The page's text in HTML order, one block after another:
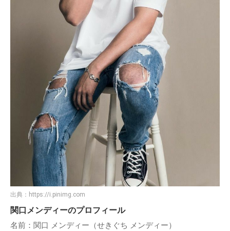
出典： https://i.pinimg.com
関口メンディーのプロフィール
名前：関口 メンディー（せきぐち メンディー）